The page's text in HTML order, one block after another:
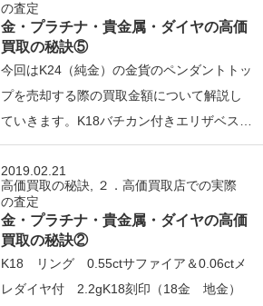
の査定
金・プラチナ・貴金属・ダイヤの高価
買取の秘訣⑤
今回はK24（純金）の金貨のペンダントトッ
プを売却する際の買取金額について解説し
ていきます。K18バチカン付きエリザベス…
2019.02.21
高価買取の秘訣
２．高価買取店での実際
の査定
金・プラチナ・貴金属・ダイヤの高価
買取の秘訣②
K18 リング 0.55ctサファイア＆0.06ctメ
レダイヤ付 2.2gK18刻印（18金 地金）